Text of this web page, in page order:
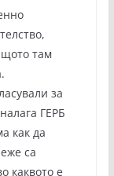
там
за
ГЕРБ
как да
са
каквото е